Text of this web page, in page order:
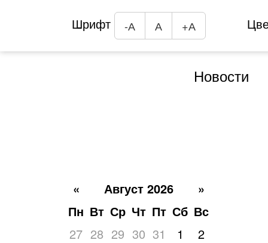
Шрифт -А А +А
Новости
« Август 2026
»
Пн Вт Ср Чт Пт Сб Вс
27 28 29 30 31 1
2